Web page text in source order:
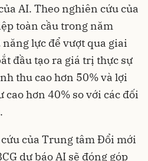
AI. Theo nghiên cứu của
toàn cầu trong năm
lực để vượt qua giai
đầu tạo ra giá trị thực sự
thu cao hơn 50% và lợi
hơn 40% so với các đối
của Trung tâm Đổi mới
dự báo AI sẽ đóng góp